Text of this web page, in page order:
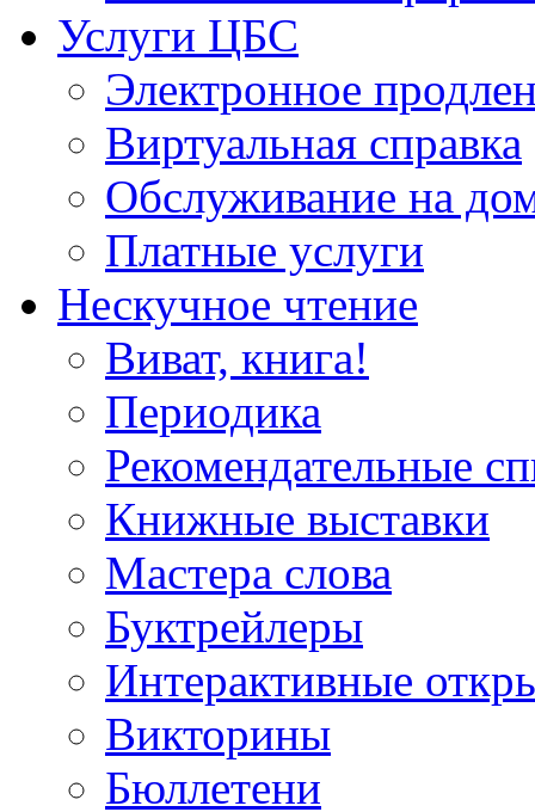
Услуги ЦБС
Электронное
Виртуальная справка
Обслуживание на
Платные услуги
Нескучное чтение
Виват, книга!
Периодика
Рекомендательные
Книжные выставки
Мастера слова
Буктрейлеры
Интерактивные
Викторины
Бюллетени